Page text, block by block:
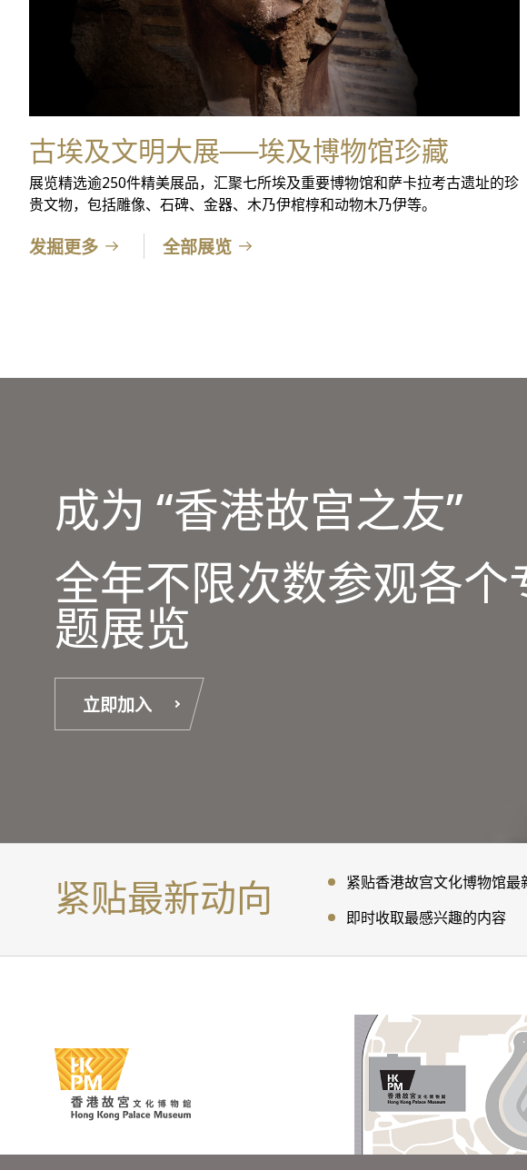
古埃及文明大展──埃及博物馆珍藏
展览精选逾250件精美展品，汇聚七所埃及重要博物馆和萨卡拉考古遗址的珍
贵文物，包括雕像、石碑、金器、木乃伊棺椁和动物木乃伊等。
发掘更多 全部展览
成为 “香港故宫之友”
全年不限次数参观各个
题展览
立即加入
紧贴最新动向
紧贴香港故宫文化博物馆最
即时收取最感兴趣的内容